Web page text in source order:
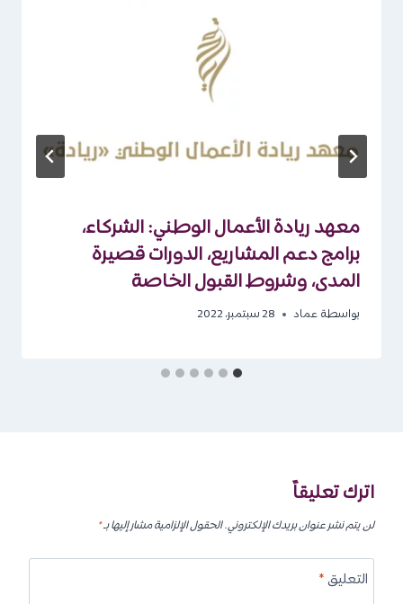
معهد ريادة الأعمال الوطني: الشركاء،
برامج دعم المشاريع، الدورات قصيرة
المدى، وشروط القبول الخاصة
بواسطة عماد 28 سبتمبر، 2022
اترك تعليقاً
لن يتم نشر عنوان بريدك الإلكتروني.الحقول الإلزامية مشار إليها بـ*
التعليق*